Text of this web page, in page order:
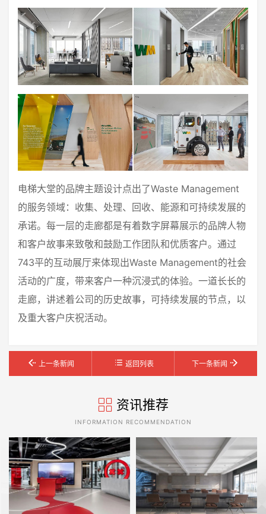
电梯大堂的品牌主题设计点出了Waste Management
的服务领域：收集、处理、回收、能源和可持续发展的
承诺。每一层的走廊都是有着数字屏幕展示的品牌人物
和客户故事来致敬和鼓励工作团队和优质客户。通过
743平的互动展厅来体现出Waste Management的社会
活动的广度，带来客户一种沉浸式的体验。一道长长的
走廊，讲述着公司的历史故事，可持续发展的节点，以
及重大客户庆祝活动。
上一条新闻 返回列表 下一条新闻
资讯推荐
INFORMATION RECOMMENDATION